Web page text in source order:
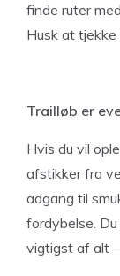
finde ruter
Husk at
Trailløb er
Hvis du vil
afstikker fra
adgang til
fordybelse.
vigtigst af alt